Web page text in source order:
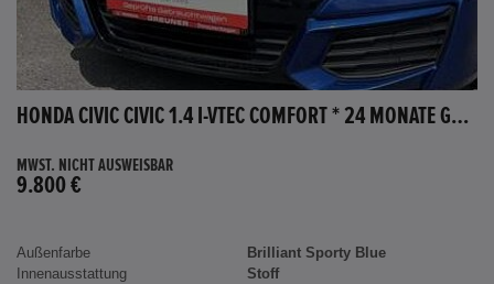
HONDA CIVIC CIVIC 1.4 I-VTEC COMFORT * 24 MONATE GARANTIE *
MWST. NICHT AUSWEISBAR
9.800 €
Außenfarbe
Brilliant Sporty Blue
Innenausstattung
Stoff